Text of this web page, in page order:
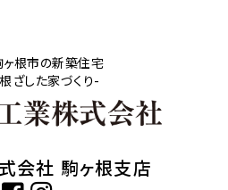
根市の新築住宅
ざした家づくり-
会社 駒ヶ根支店